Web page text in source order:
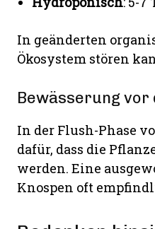
In geänderten
Ökosystem stören
Bewässerung vor
In der Flush-Phase
dafür, dass die
werden. Eine
Knospen oft